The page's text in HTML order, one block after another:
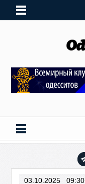
03.10.2025 09:30